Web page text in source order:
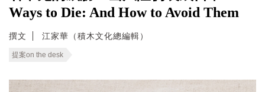
Ways to Die: And How to Avoid Them
撰文 江家華（積木文化總編輯）
提案on the desk